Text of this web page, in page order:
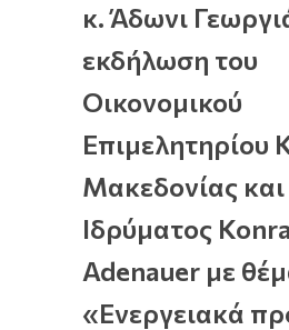
κ. Άδωνι
εκδήλωση του
Οικονομικού
Επιμελητηρίου
Μακεδονίας και
Ιδρύματος
Adenauer με
«Ενεργειακά